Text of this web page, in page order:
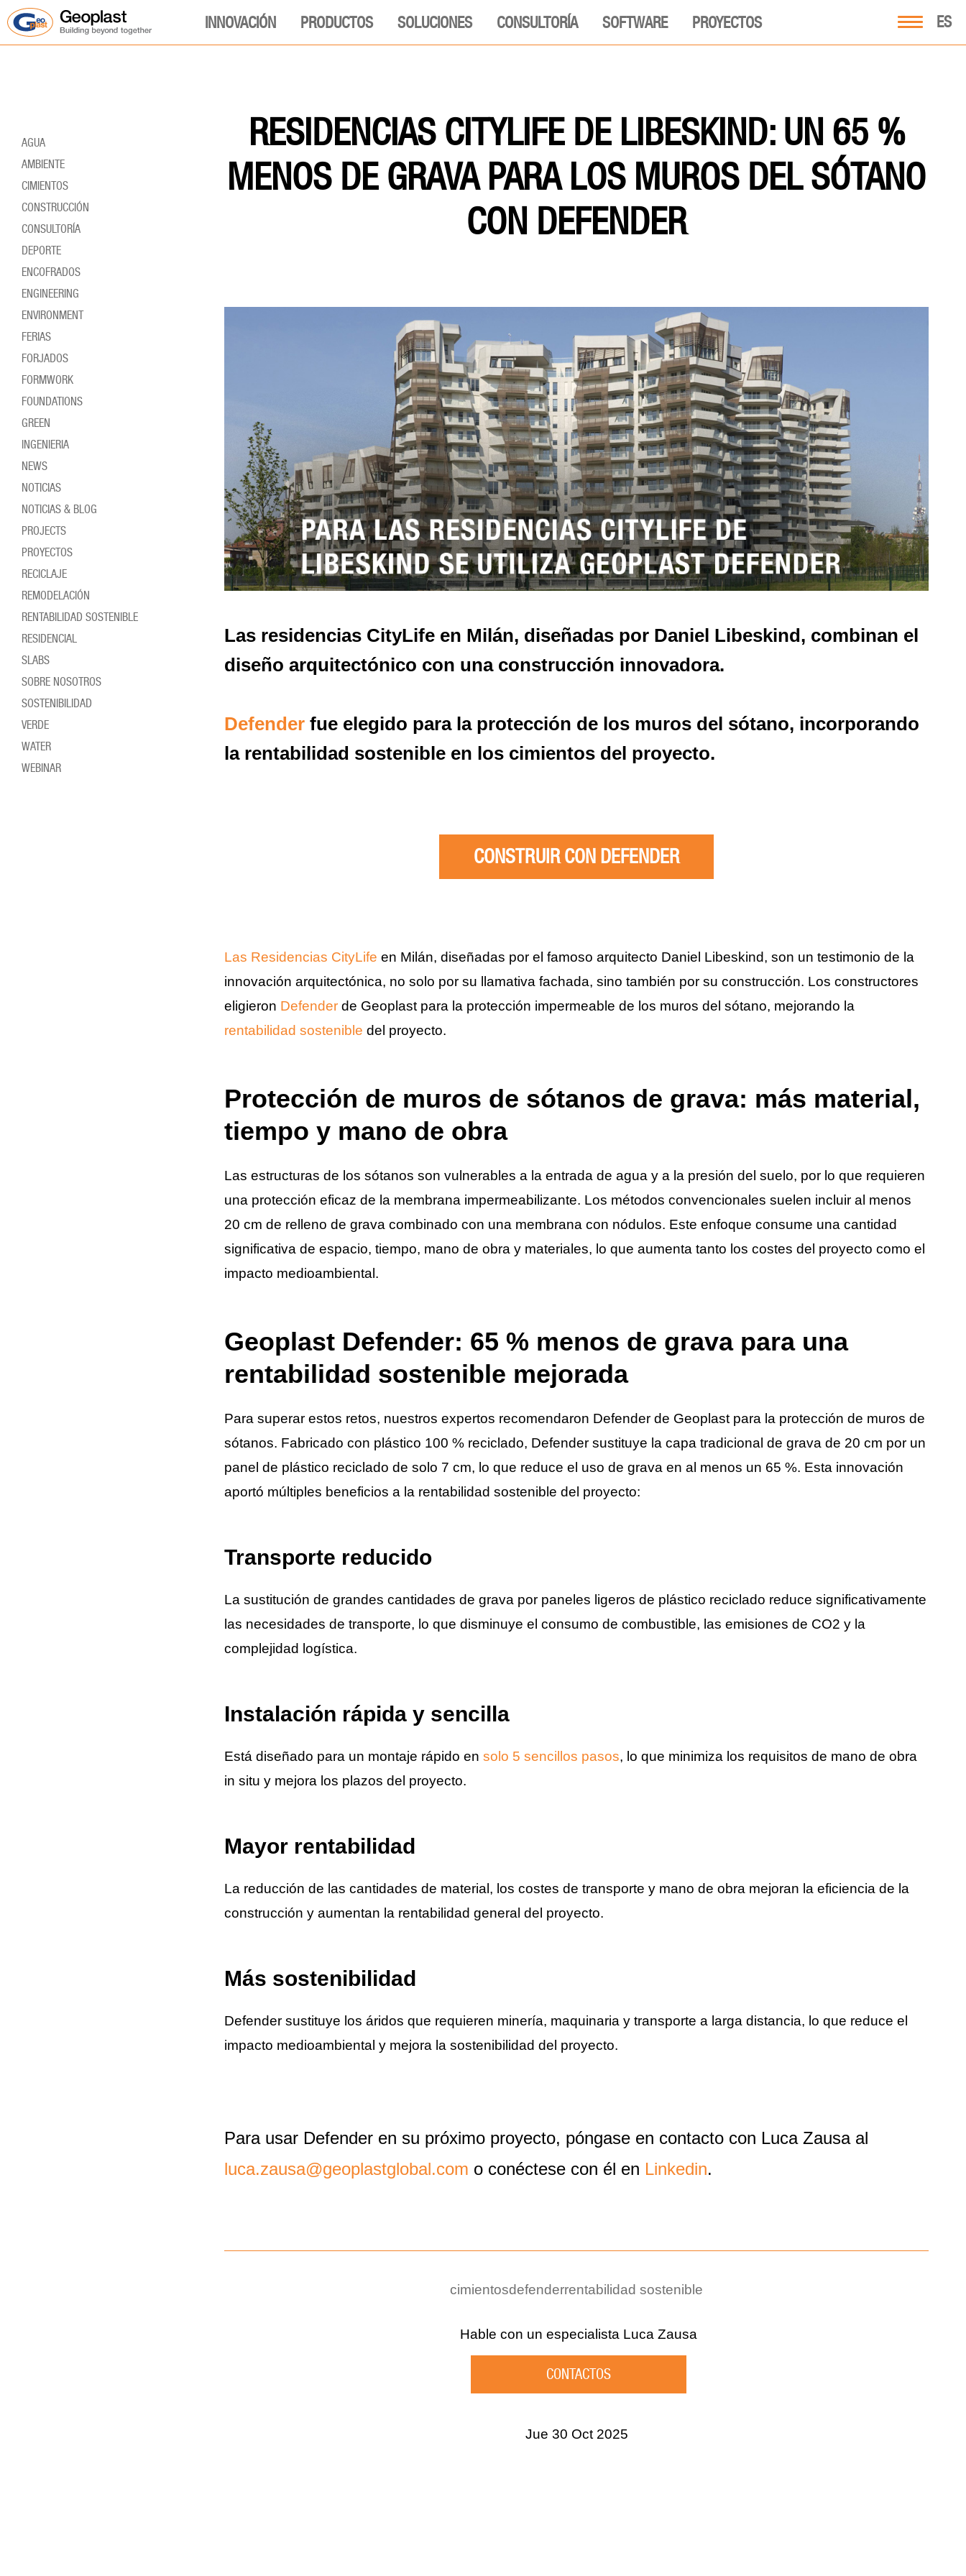
ES
INNOVACIÓN PRODUCTOS SOLUCIONES CONSULTORÍA SOFTWARE PROYECTOS
RESIDENCIAS CITYLIFE DE LIBESKIND: UN 65 %
MENOS DE GRAVA PARA LOS MUROS DEL SÓTANO
CON DEFENDER
Las residencias CityLife en Milán, diseñadas por Daniel Libeskind, combinan el
diseño arquitectónico con una construcción innovadora.
Defender fue elegido para la protección de los muros del sótano, incorporando
la rentabilidad sostenible en los cimientos del proyecto.
CONSTRUIR CON DEFENDER
Las Residencias CityLife en Milán, diseñadas por el famoso arquitecto Daniel Libeskind, son un testimonio de la
innovación arquitectónica, no solo por su llamativa fachada, sino también por su construcción. Los constructores
eligieron Defender de Geoplast para la protección impermeable de los muros del sótano, mejorando la
rentabilidad sostenible del proyecto.
Protección de muros de sótanos de grava: más material,
tiempo y mano de obra
Las estructuras de los sótanos son vulnerables a la entrada de agua y a la presión del suelo, por lo que requieren
una protección eficaz de la membrana impermeabilizante. Los métodos convencionales suelen incluir al menos
20 cm de relleno de grava combinado con una membrana con nódulos. Este enfoque consume una cantidad
significativa de espacio, tiempo, mano de obra y materiales, lo que aumenta tanto los costes del proyecto como el
impacto medioambiental.
Geoplast Defender: 65 % menos de grava para una
rentabilidad sostenible mejorada
Para superar estos retos, nuestros expertos recomendaron Defender de Geoplast para la protección de muros de
sótanos. Fabricado con plástico 100 % reciclado, Defender sustituye la capa tradicional de grava de 20 cm por un
panel de plástico reciclado de solo 7 cm, lo que reduce el uso de grava en al menos un 65 %. Esta innovación
aportó múltiples beneficios a la rentabilidad sostenible del proyecto:
Transporte reducido
La sustitución de grandes cantidades de grava por paneles ligeros de plástico reciclado reduce significativamente
las necesidades de transporte, lo que disminuye el consumo de combustible, las emisiones de CO2 y la
complejidad logística.
Instalación rápida y sencilla
Está diseñado para un montaje rápido en solo 5 sencillos pasos, lo que minimiza los requisitos de mano de obra
in situ y mejora los plazos del proyecto.
Mayor rentabilidad
La reducción de las cantidades de material, los costes de transporte y mano de obra mejoran la eficiencia de la
construcción y aumentan la rentabilidad general del proyecto.
Más sostenibilidad
Defender sustituye los áridos que requieren minería, maquinaria y transporte a larga distancia, lo que reduce el
impacto medioambiental y mejora la sostenibilidad del proyecto.
Para usar Defender en su próximo proyecto, póngase en contacto con Luca Zausa al
luca.zausa@geoplastglobal.com o conéctese con él en Linkedin.
cimientosdefenderrentabilidad sostenible
Hable con un especialista Luca Zausa
CONTACTOS
Jue 30 Oct 2025
AGUA
AMBIENTE
CIMIENTOS
CONSTRUCCIÓN
CONSULTORÍA
DEPORTE
ENCOFRADOS
ENGINEERING
ENVIRONMENT
FERIAS
FORJADOS
FORMWORK
FOUNDATIONS
GREEN
INGENIERIA
NEWS
NOTICIAS
NOTICIAS & BLOG
PROJECTS
PROYECTOS
RECICLAJE
REMODELACIÓN
RENTABILIDAD SOSTENIBLE
RESIDENCIAL
SLABS
SOBRE NOSOTROS
SOSTENIBILIDAD
VERDE
WATER
WEBINAR